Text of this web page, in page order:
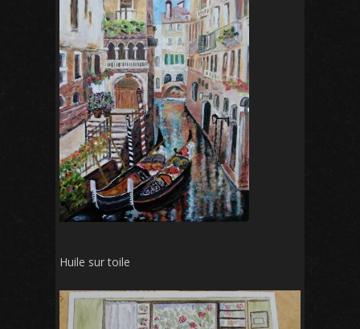
Huile sur toile